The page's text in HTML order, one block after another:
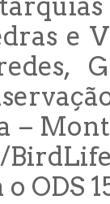
e
–
ODS